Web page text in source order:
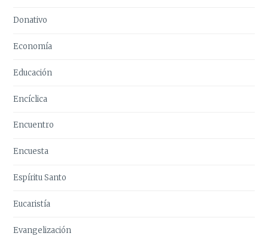
Donativo
Economía
Educación
Encíclica
Encuentro
Encuesta
Espíritu Santo
Eucaristía
Evangelización